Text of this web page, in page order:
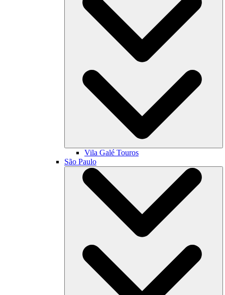
Vila Galé Touros
São Paulo